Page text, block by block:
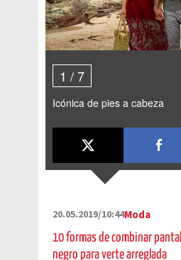
1 /7
Icónica de pies a cabeza
20.05.2019/10:44Moda
10 formas de combinar
negro para verte arreglada